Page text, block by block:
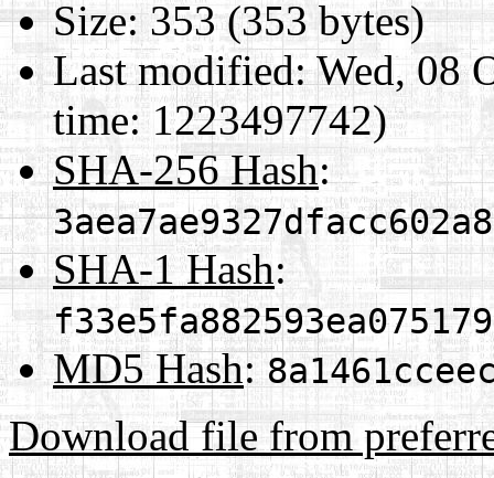
Size:353 (353 bytes)
Last modified:Wed, 08
time: 1223497742)
SHA-256 Hash:
SHA-1 Hash:
MD5 Hash:
Download file from